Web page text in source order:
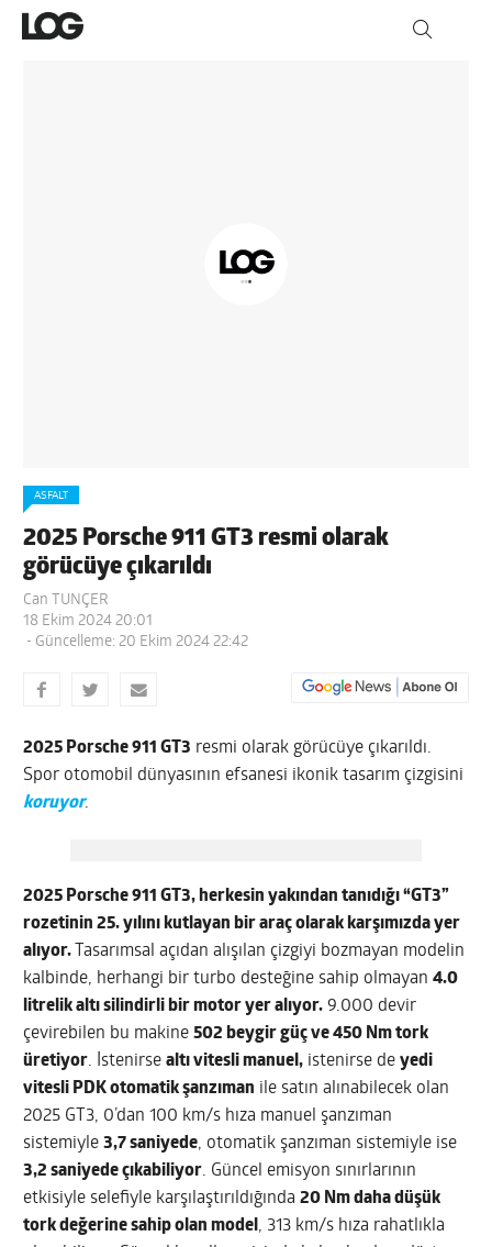
ASFALT
2025 Porsche 911 GT3 resmi olarak
görücüye çıkarıldı
Can TUNÇER
18 Ekim 2024 20:01
- Güncelleme: 20 Ekim 2024 22:42
2025 Porsche 911 GT3 resmi olarak görücüye çıkarıldı.
Spor otomobil dünyasının efsanesi ikonik tasarım çizgisini
koruyor.
2025 Porsche 911 GT3, herkesin yakından tanıdığı “GT3”
rozetinin 25. yılını kutlayan bir araç olarak karşımızda yer
alıyor.
Tasarımsal açıdan alışılan çizgiyi bozmayan modelin
kalbinde, herhangi bir turbo desteğine sahip olmayan4.0
litrelik altı silindirli bir motor yer alıyor. 9.000 devir
çevirebilen bu makine502 beygir güç ve 450 Nm tork
üretiyor. İstenirsealtı vitesli manuel, istenirse deyedi
vitesli PDK otomatik şanzıman ile satın alınabilecek olan
2025 GT3, 0’dan 100 km/s hıza manuel şanzıman
sistemiyle3,7 saniyede, otomatik şanzıman sistemiyle ise
3,2 saniyede çıkabiliyor. Güncel emisyon sınırlarının
etkisiyle selefiyle karşılaştırıldığında20 Nm daha düşük
tork değerine sahip olan model , 313 km/s hıza rahatlıkla